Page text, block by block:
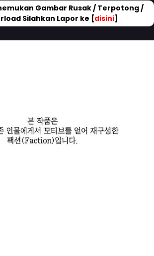
Gambar Rusak / Terpotong /
Silahkan Lapor ke [disini]